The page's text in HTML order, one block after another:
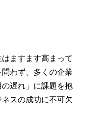
ますます高まって
わず、多くの企業
遅れ」に課題を抱
スの成功に不可欠